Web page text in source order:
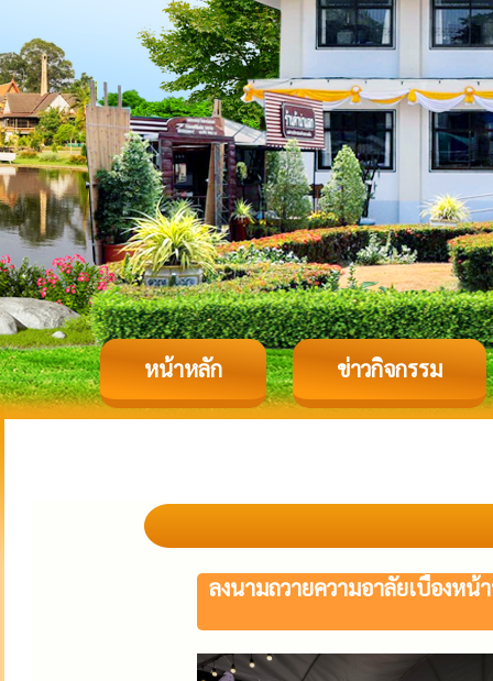
หน้าหลัก ข่าวกิจกรรม
ลงนามถวายความอาลัยเบื้องห